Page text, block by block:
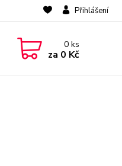
Přihlášení
0 ks
za 0 Kč